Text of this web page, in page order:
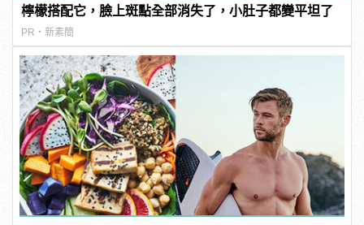
檸檬搭配它，臉上斑點全部消失了，小肚子都變平坦了
PR・新素簡